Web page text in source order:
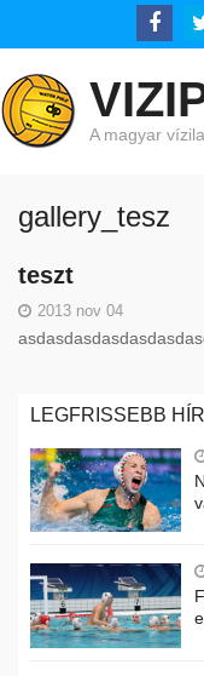
A magyar
gallery_tesz
teszt
2013 nov 04
LEGFRISSEBB